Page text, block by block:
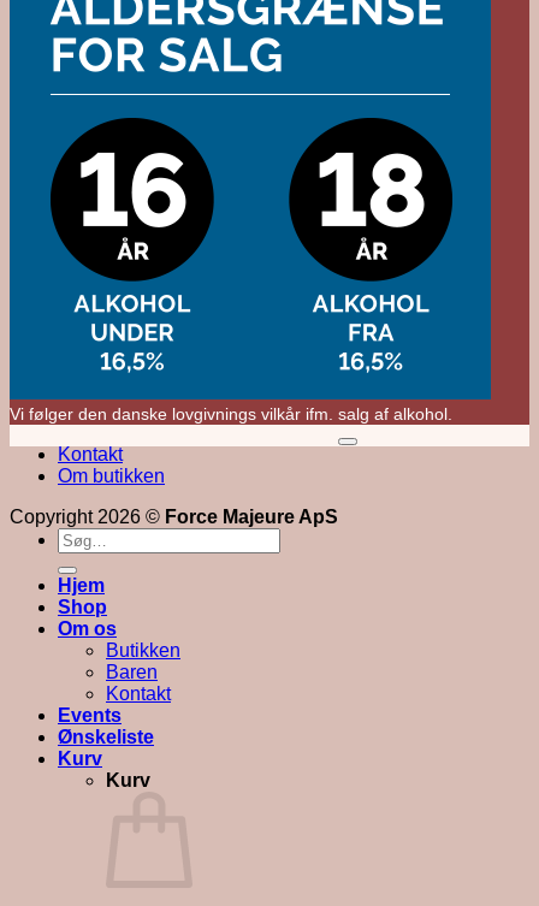
Vi følger den danske lovgivnings vilkår ifm. salg af alkohol.
Kontakt
Om butikken
Copyright 2026 © Force Majeure ApS
Søg
efter:
Hjem
Shop
Om os
Butikken
Baren
Kontakt
Events
Ønskeliste
Kurv
Kurv